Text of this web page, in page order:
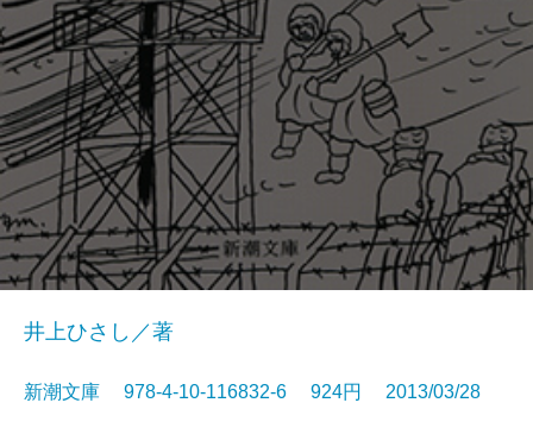
井上ひさし／著
新潮文庫 978-4-10-116832-6 924円 2013/03/28